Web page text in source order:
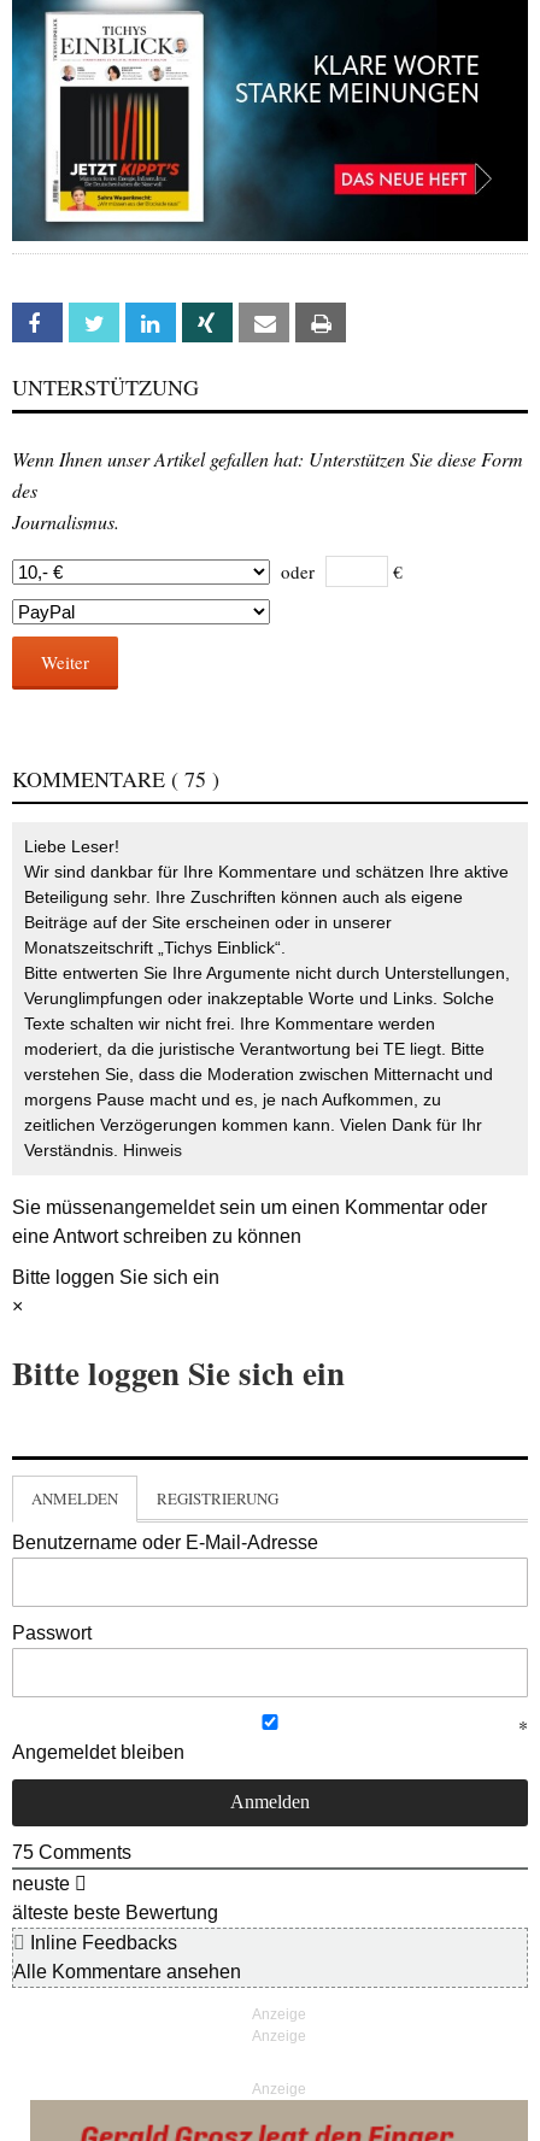
Facebook Twitter Linkedin Xing Email
UNTERSTÜTZUNG
Wenn Ihnen unser Artikel gefallen hat: Unterstützen Sie diese Form
des
Journalismus.
oder €
Weiter
KOMMENTARE ( 75 )
Liebe Leser!
Wir sind dankbar für Ihre Kommentare und schätzen Ihre aktive
Beteiligung sehr. Ihre Zuschriften können auch als eigene
Beiträge auf der Site erscheinen oder in unserer
Monatszeitschrift „Tichys Einblick“.
Bitte entwerten Sie Ihre Argumente nicht durch Unterstellungen,
Verunglimpfungen oder inakzeptable Worte und Links. Solche
Texte schalten wir nicht frei. Ihre Kommentare werden
moderiert, da die juristische Verantwortung bei TE liegt. Bitte
verstehen Sie, dass die Moderation zwischen Mitternacht und
morgens Pause macht und es, je nach Aufkommen, zu
zeitlichen Verzögerungen kommen kann. Vielen Dank für Ihr
Verständnis. Hinweis
Sie müssenangemeldetsein um einen Kommentar oder
eine Antwort schreiben zu können
Bitte loggen Sie sich ein
×
Bitte loggen Sie sich ein
ANMELDEN REGISTRIERUNG
Benutzername oder E-Mail-Adresse
Passwort
Angemeldet bleiben
75 Comments
neuste
älteste beste Bewertung
Inline Feedbacks
Alle Kommentare ansehen
Anzeige